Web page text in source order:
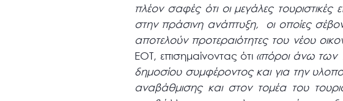
πλέον σαφές ότι οι μεγάλες τουριστικές
στην πράσινη ανάπτυξη, οι οποίες
αποτελούν προτεραιότητες του νέου
ΕΟΤ, επισημαίνοντας ότι «πόροι άνω των
δημοσίου συμφέροντος και για την
αναβάθμισης και στον τομέα του